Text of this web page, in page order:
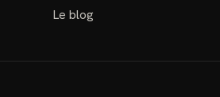
Le blog